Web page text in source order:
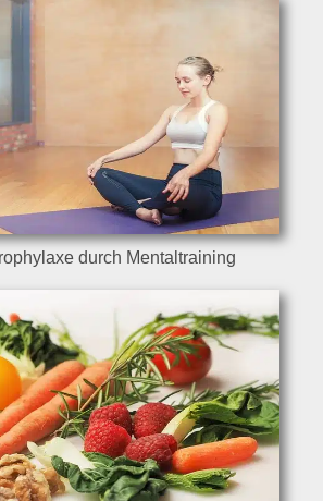
durch Mentaltraining